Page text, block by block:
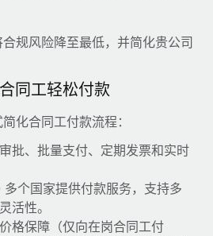
Health and wellness startup,
dedicated team....
规风险降至最低，并简化贵公司
同工轻松付款
化合同工付款流程：
批、批量支付、定期发票和实时
多个国家提供付款服务，支持多
活性。
格保障（仅向在岗合同工付